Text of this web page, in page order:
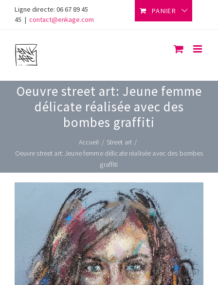
content
Ligne directe: 06 67 89 45
45 | contact@enkage.com
PANIER
Oeuvre street art: Jeune femme
délicate réalisée avec des
bombes graffiti
Accueil / Street art /
Oeuvre street art: Jeune femme délicate réalisée avec des bombes
graffiti